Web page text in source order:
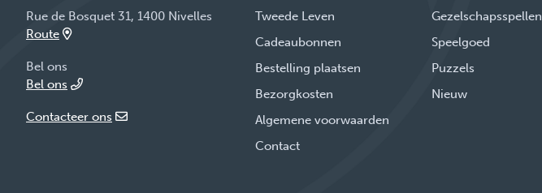
Rue de Bosquet 31, 1400 Nivelles
Route
Bel ons
Bel ons
Contacteer ons
Tweede Leven
Cadeaubonnen
Bestelling plaatsen
Bezorgkosten
Algemene voorwaarden
Contact
Gezelschapsspellen
Speelgoed
Puzzels
Nieuw